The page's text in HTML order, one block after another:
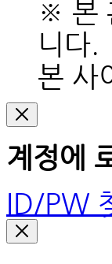
※ 본
니다.
본 사
계정에
ID/PW